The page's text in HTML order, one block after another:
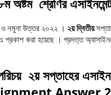
শ্রেণির
ও নমুনা উত্তর ২০২২ । ২য়দ্বিতীয়
করা হয়েছে । প্রদত্ত
২য় সপ্তাহের